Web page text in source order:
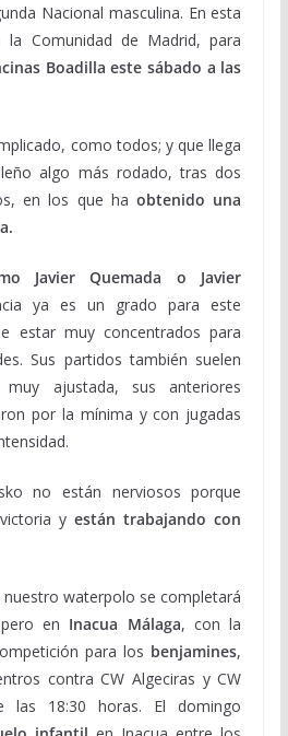
Nacional masculina. En esta
Comunidad de Madrid, para
Boadilla este sábado a las
como todos; y que llega
algo más rodado, tras dos
en los que haobtenido una
Javier Quemada o Javier
ya es un grado para este
estar muy concentrados para
Sus partidos también suelen
ajustada, sus anteriores
por la mínima y con jugadas
no están nerviosos porque
victoria yestán trabajando con
nuestro waterpolo se completará
en Inacua Málaga, con la
para los benjamines,
contra CW Algeciras y CW
las 18:30 horas. El domingo